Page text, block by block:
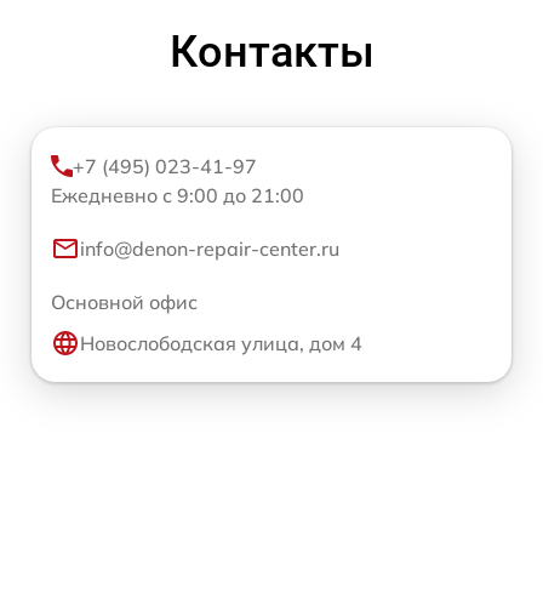
Контакты
+7 (495) 023-41-97
Ежедневно с 9:00 до 21:00
info@denon-repair-center.ru
Основной офис
Новослободская улица, дом 4